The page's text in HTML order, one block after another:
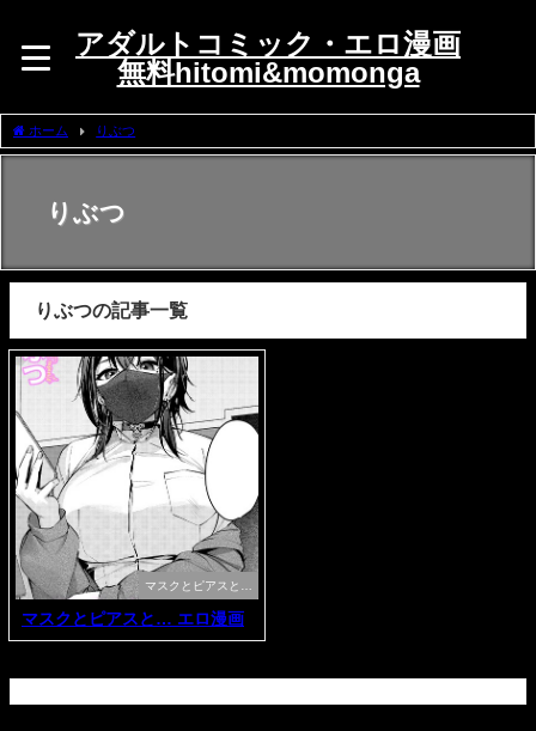
アダルトコミック・エロ漫画
無料hitomi&momonga
ホーム りぶつ
りぶつ
りぶつの記事一覧
マスクとピアスと…
マスクとピアスと… エロ漫画